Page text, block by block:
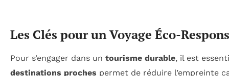
Les Clés pour un Voyage Éco-
Pour s’engager dans un tourisme durable, il est
destinations proches permet de réduire l’empreinte